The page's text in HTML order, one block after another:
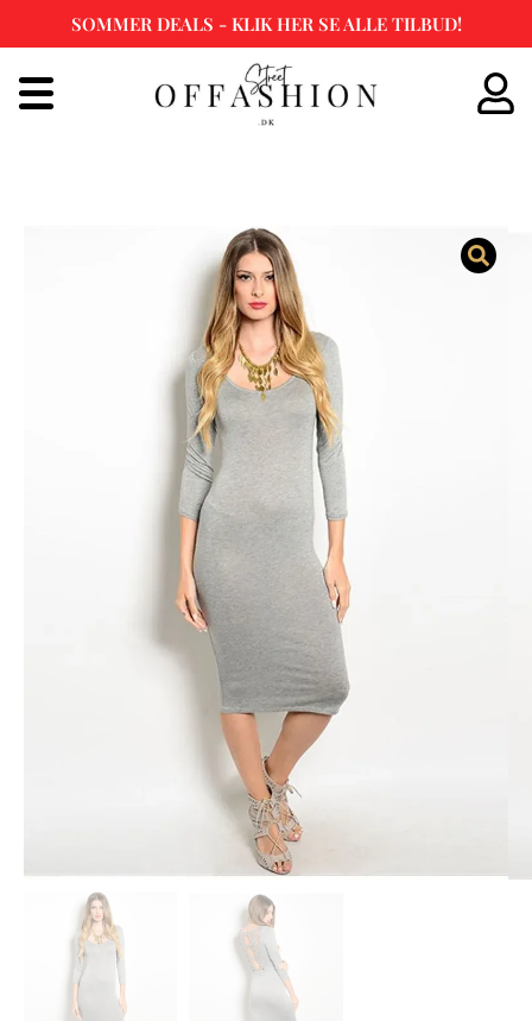
til
SOMMER DEALS - KLIK HER SE ALLE TILBUD!